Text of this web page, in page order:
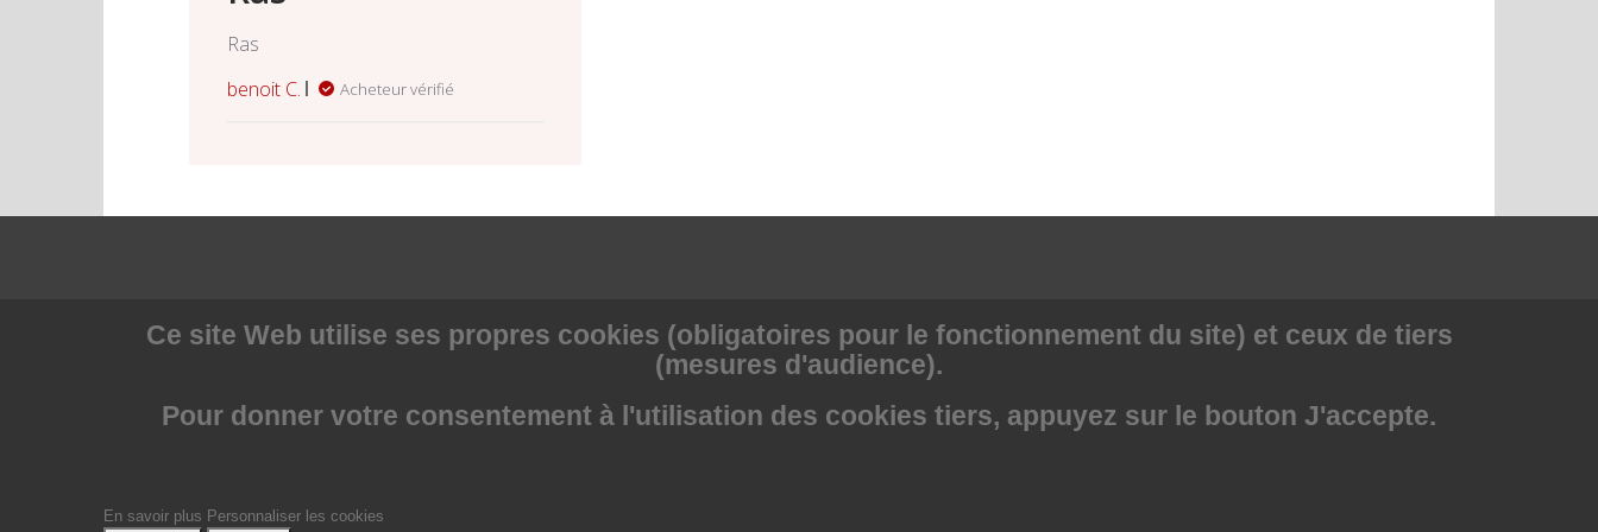
Ras
benoit C.
Acheteur vérifié
Ce site Web utilise ses propres cookies (obligatoires pour le fonctionnement du site) et ceux de tiers
(mesures d'audience).
Pour donner votre consentement à l'utilisation des cookies tiers, appuyez sur le bouton J'accepte.
En savoir plus Personnaliser les cookies